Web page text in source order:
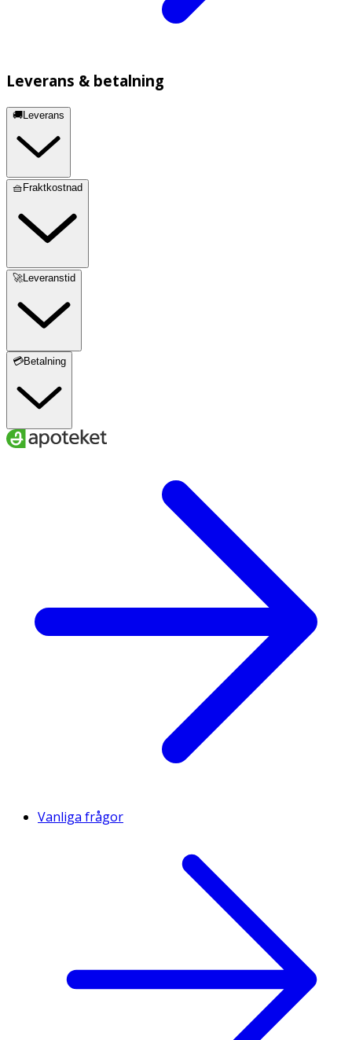
Leverans & betalning
🚚Leverans
🧺Fraktkostnad
🚀Leveranstid
💳Betalning
Vanliga frågor